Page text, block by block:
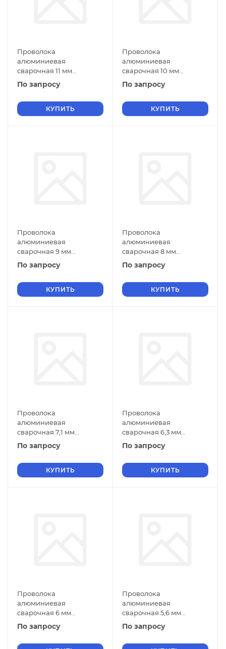
Проволока
алюминиевая
сварочная 11 мм
СвАМг3М ГОСТ 7871-2019
По запросу
КУПИТЬ
Проволока
алюминиевая
сварочная 10 мм
СвАМг3М ГОСТ 7871-2019
По запросу
КУПИТЬ
Проволока
алюминиевая
сварочная 9 мм
СвАМг3М ГОСТ 7871-2019
По запросу
КУПИТЬ
Проволока
алюминиевая
сварочная 8 мм
СвАМг3М ГОСТ 7871-2019
По запросу
КУПИТЬ
Проволока
алюминиевая
сварочная 7,1 мм
СвАМг3М ГОСТ 7871-2019
По запросу
КУПИТЬ
Проволока
алюминиевая
сварочная 6,3 мм
СвАМг3М ГОСТ 7871-2019
По запросу
КУПИТЬ
Проволока
алюминиевая
сварочная 6 мм
СвАМг3М ГОСТ 7871-2019
По запросу
Проволока
алюминиевая
сварочная 5,6 мм
СвАМг3М ГОСТ 7871-2019
По запросу